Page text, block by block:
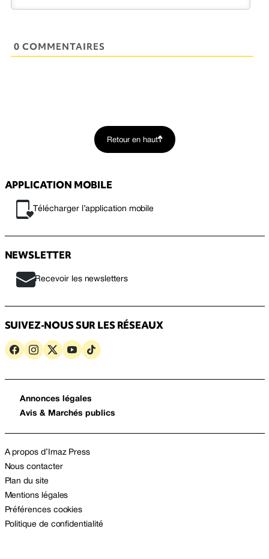
0 COMMENTAIRES
Retour en haut
APPLICATION MOBILE
Télécharger l’application mobile
NEWSLETTER
Recevoir les newsletters
SUIVEZ-NOUS SUR LES RÉSEAUX
Annonces légales
Avis & Marchés publics
A propos d’Imaz Press
Nous contacter
Plan du site
Mentions légales
Préférences cookies
Politique de confidentialité